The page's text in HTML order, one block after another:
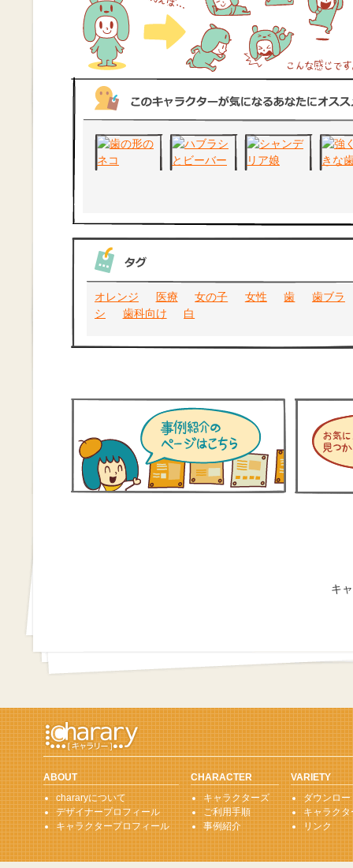
オレンジ 医療 女の子 女性 歯
歯ブラ
シ
歯科向け 白
キ
ABOUT
chararyについて
デザイナープロフィール
キャラクタープロフィール
CHARACTER
キャラクターズ
ご利用手順
事例紹介
VARIETY
ダウンロ
キャラク
リンク